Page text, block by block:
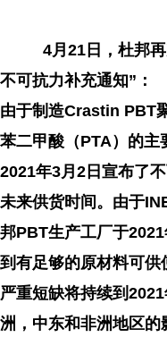
4月21日，杜邦
不可抗力补充通知”：
由于制造Crastin PBT
苯二甲酸（PTA）的主
2021年3月2日宣布了
未来供货时间。由于
邦PBT生产工厂于
到有足够的原材料可供
严重短缺将持续到
洲，中东和非洲地区